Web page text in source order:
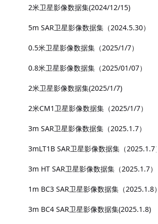
2米卫星影像数据集(2024/12/15)
5m SAR卫星影像数据集（2024.5.30）
0.5米卫星影像数据集（2025/1/7）
0.8米卫星影像数据集（2025/01/07）
2米卫星影像数据集(2025/1/7)
2米CM1卫星影像数据集（2025/1/7）
3m SAR卫星影像数据集（2025.1.7）
3mLT1B SAR卫星影像数据集（2025.1.7）
3m HT SAR卫星影像数据集（2025.1.7）
1m BC3 SAR卫星影像数据集（2025.1.8）
3m BC4 SAR卫星影像数据集(2025.1.8)